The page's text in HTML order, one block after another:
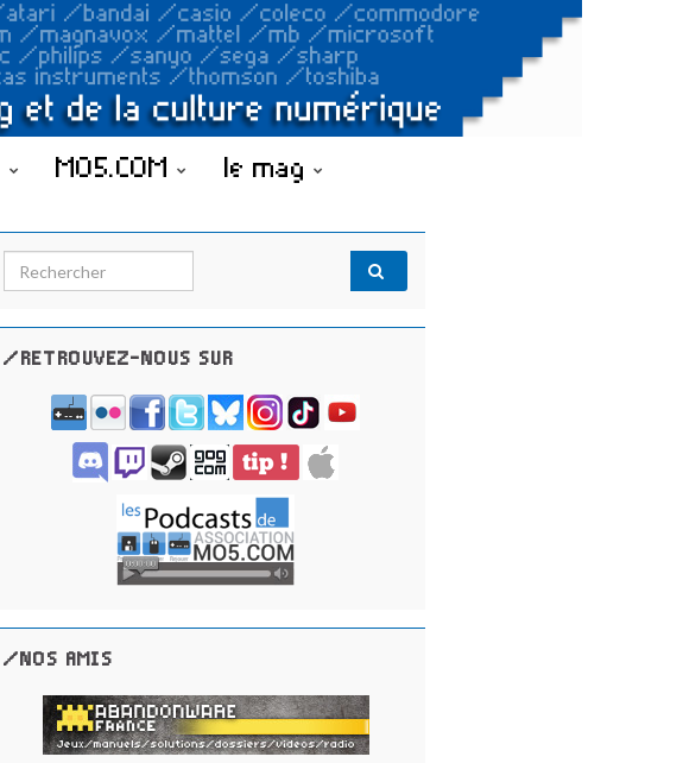
MO5.COM le mag
Search for:
/RETROUVEZ-NOUS SUR
/NOS AMIS